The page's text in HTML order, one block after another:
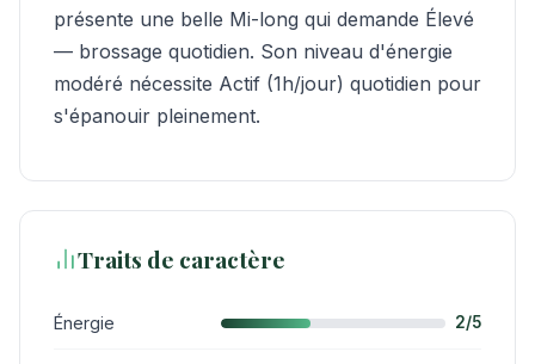
présente une belle Mi-long qui demande Élevé
— brossage quotidien. Son niveau d'énergie
modéré nécessite Actif (1h/jour) quotidien pour
s'épanouir pleinement.
Traits de caractère
Énergie 2/5